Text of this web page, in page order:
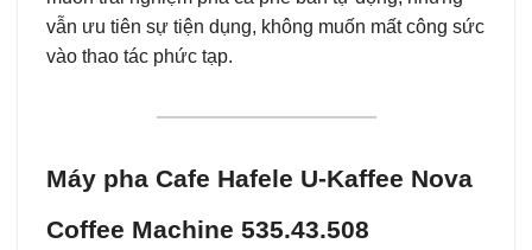
vẫn ưu tiên sự tiện dụng, không muốn mất công sức
vào thao tác phức tạp.
Máy pha Cafe Hafele U-Kaffee Nova
Coffee Machine 535.43.508